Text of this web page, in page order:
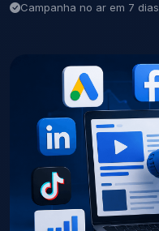
Campanha no ar em 7 dias